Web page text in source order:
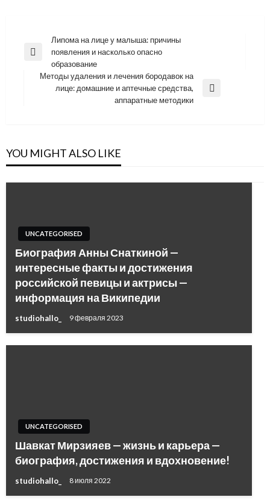
Навигация
по
записям
Previous
Липома на лице у малыша: причины
появления и насколько опасно
образование
Методы удаления и лечения бородавок на
лице: домашние и аптечные средства,
аппаратные методики
YOU MIGHT ALSO LIKE
UNCATEGORISED
Биография Анны Снаткиной —
интересные факты и достижения
российской певицы и актрисы —
информация на Википедии
studiohallo_ 9 февраля 2023
UNCATEGORISED
Шавкат Мирзияев — жизнь и карьера —
биография, достижения и вдохновение!
studiohallo_ 8 июля 2022